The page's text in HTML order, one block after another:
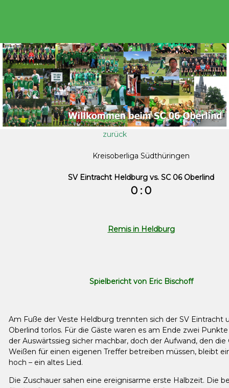
zurück
Kreisoberliga Südthüringen
SV Eintracht Heldburg vs. SC 06 Oberlind
0 : 0
Remis in Heldburg
Spielbericht von Eric Bischoff
Am Fuße der Veste Heldburg trennten sich der SV Eintracht
Oberlind torlos. Für die Gäste waren es am Ende zwei
der Auswärtssieg sicher machbar, doch der Aufwand, den die
Weißen für einen eigenen Treffer betreiben müssen, bleibt
hoch – ein altes Lied.
Die Zuschauer sahen eine ereignisarme erste Halbzeit. Die